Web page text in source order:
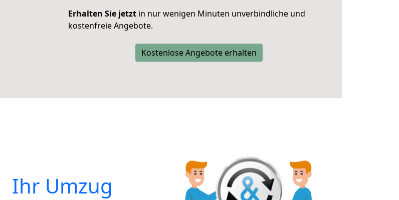
Erhalten Sie jetzt in nur wenigen Minuten unverbindliche und
kostenfreie Angebote.
Kostenlose Angebote erhalten
Ihr Umzug